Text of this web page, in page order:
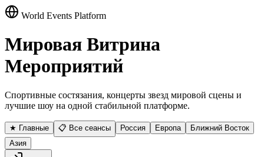
World Events Platform
Мировая Витрина
Мероприятий
Спортивные состязания, концерты звезд мировой сцены и
лучшие шоу на одной стабильной платформе.
★ Главные 📋 Все сеансы Россия Европа
Ближний Восток
Азия